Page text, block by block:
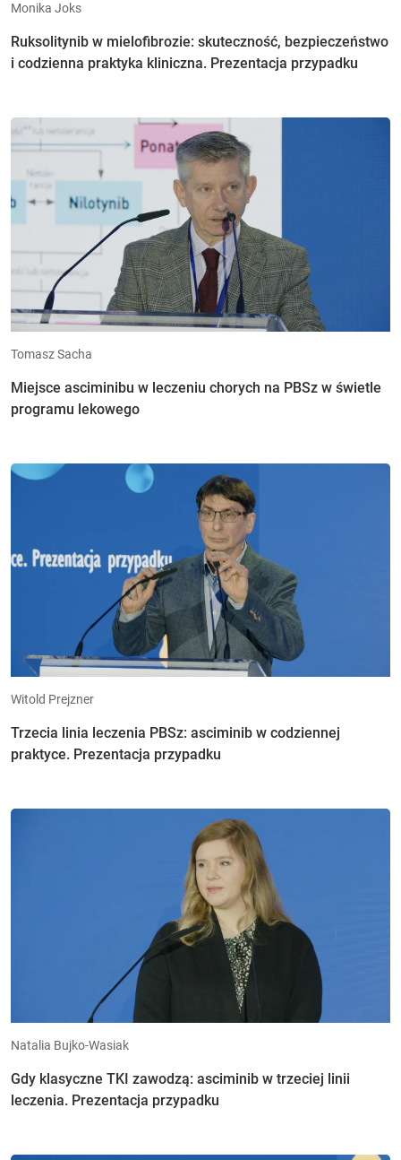
Monika Joks
Ruksolitynib w mielofibrozie: skuteczność, bezpieczeństwo
i codzienna praktyka kliniczna. Prezentacja przypadku
Tomasz Sacha
Miejsce asciminibu w leczeniu chorych na PBSz w świetle
programu lekowego
Witold Prejzner
Trzecia linia leczenia PBSz: asciminib w codziennej
praktyce. Prezentacja przypadku
Natalia Bujko-Wasiak
Gdy klasyczne TKI zawodzą: asciminib w trzeciej linii
leczenia. Prezentacja przypadku